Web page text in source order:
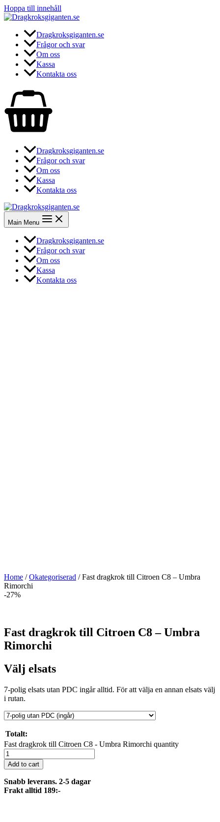
Hoppa till innehåll
Dragkroksgiganten.se
Frågor och svar
Om oss
Kassa
Kontakta oss
Dragkroksgiganten.se
Frågor och svar
Om oss
Kassa
Kontakta oss
Main Menu
Dragkroksgiganten.se
Frågor och svar
Om oss
Kassa
Kontakta oss
Home /Okategoriserad / Fast dragkrok till Citroen C8 – Umbra
Rimorchi
-27%
Fast dragkrok till Citroen C8 – Umbra
Rimorchi
Välj elsats
7-polig elsats utan PDC ingår alltid. För att välja en annan elsats välj
i rutan.
Totalt:
Fast dragkrok till Citroen C8 - Umbra Rimorchi quantity
Add to cart
Snabb leverans. 2-5 dagar
Frakt alltid 189:-